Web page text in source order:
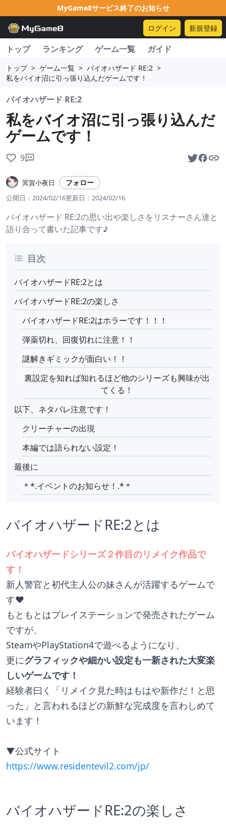
MyGame8サービス終了のお知らせ
ログイン 新規登録
トップ ランキング ゲーム一覧 ガイド
トップ > ゲーム一覧 > バイオハザード RE:2 >
私をバイオ沼に引っ張り込んだゲームです！
バイオハザード RE:2
私をバイオ沼に引っ張り込んだ
ゲームです！
9
冥賀小夜日 フォロー
公開日： 2024/02/16更新日： 2024/02/16
バイオハザード RE:2の思い出や楽しさをリスナーさん達と
語り合って書いた記事です♪
目次
バイオハザードRE:2とは
バイオハザードRE:2の楽しさ
バイオハザードRE:2はホラーです！！！
弾薬切れ、回復切れに注意！！
謎解きギミックが面白い！！
裏設定を知れば知れるほど他のシリーズも興味が出
てくる！
以下、ネタバレ注意です！
クリーチャーの出現
本編では語られない設定！
最後に
＊*.イベントのお知らせ！.*＊
バイオハザードRE:2とは
バイオハザードシリーズ２作目のリメイク作品で
す！
新人警官と初代主人公の妹さんが活躍するゲームで
す❤
もともとはプレイステーションで発売されたゲーム
ですが、
SteamやPlayStation4で遊べるようになり、
更にグラフィックや細かい設定も一新された大変楽
しいゲームです！
経験者曰く「リメイク見た時はもはや新作だ！と思
った」と言われるほどの新鮮な完成度を言わしめて
います！
▼公式サイト
https://www.residentevil2.com/jp/
バイオハザードRE:2の楽しさ